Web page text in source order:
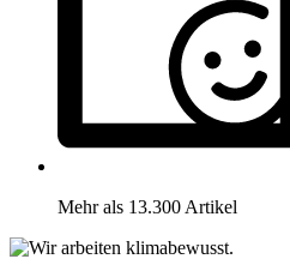
Mehr als 13.300 Artikel